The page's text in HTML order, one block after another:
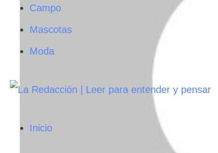
Campo
Mascotas
Moda
Inicio